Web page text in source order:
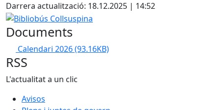
Darrera actualització: 18.12.2025 | 14:52
Bibliobús Collsuspina
Documents
Calendari 2026(93.16KB)
RSS
L'actualitat a un clic
Avisos